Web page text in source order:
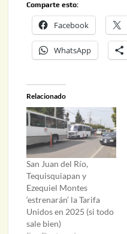
Comparte esto:
Facebook
WhatsApp
Relacionado
San Juan del Río,
Tequisquiapan y
Ezequiel Montes
‘estrenarán’ la Tarifa
Unidos en 2025 (si todo
sale bien)